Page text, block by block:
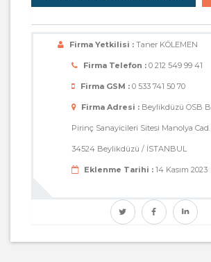
Firma Yetkilisi : Taner KÖLEMEN
Firma Telefon : 0 212 549 99 41
Firma GSM : 0 533 741 50 70
Firma Adresi : Beylikdüzü OSB
Pirinç Sanayicileri Sitesi Manolya Cad.
34524 Beylikdüzü / İSTANBUL
Eklenme Tarihi : 14 Kasım 2023